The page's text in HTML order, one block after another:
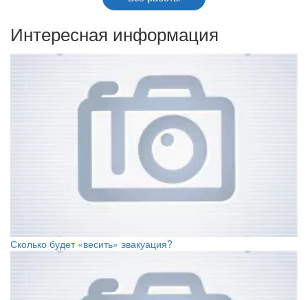
Интересная информация
Сколько будет «весить» эвакуация?